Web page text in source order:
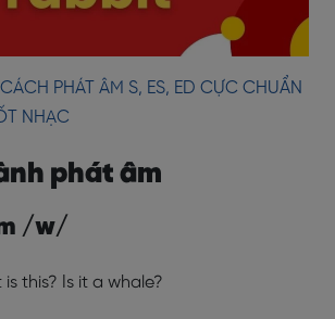
PHÁT ÂM S, ES, ED CỰC CHUẨN
NHẠC
phát âm
/w/
this? Is it a whale?